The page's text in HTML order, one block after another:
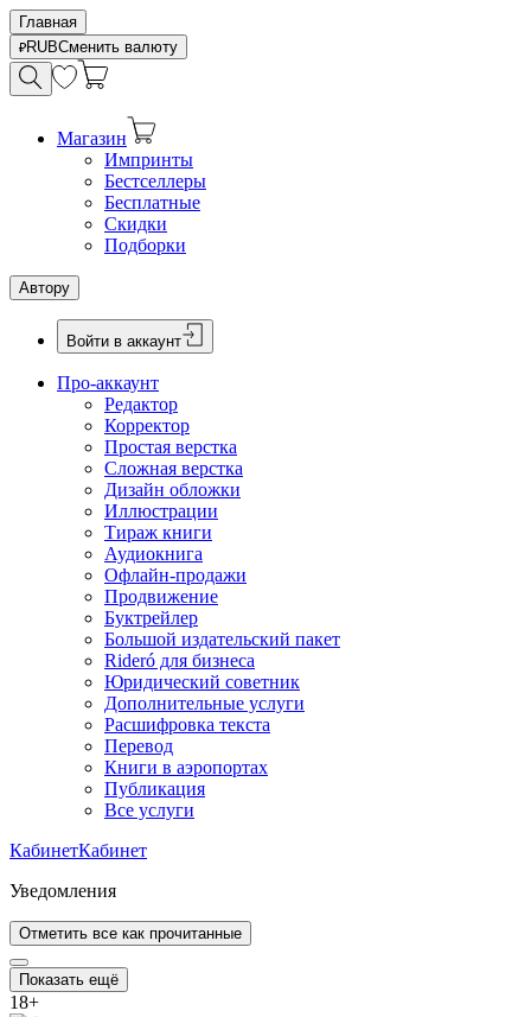
Главная
RUBСменить валюту
Магазин
Импринты
Бестселлеры
Бесплатные
Скидки
Подборки
Автору
Войти в аккаунт
Про-аккаунт
Редактор
Корректор
Простая верстка
Сложная верстка
Дизайн обложки
Иллюстрации
Тираж книги
Аудиокнига
Офлайн-продажи
Продвижение
Буктрейлер
Большой издательский пакет
Rideró для бизнеса
Юридический советник
Дополнительные услуги
Расшифровка текста
Перевод
Книги в аэропортах
Публикация
Все услуги
КабинетКабинет
Уведомления
Отметить все как прочитанные
Показать ещё
18+